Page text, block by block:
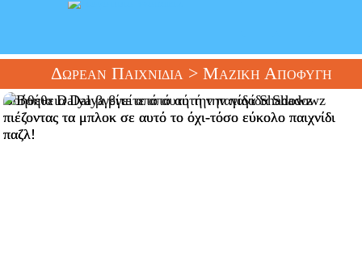
Δωρεάν Παιχνίδια> Μαζική Αποφυγή
Βοήθεια Dalya βγείτε από αυτή την παγίδα Shadowz
πιέζοντας τα μπλοκ σε αυτό το όχι-τόσο εύκολο παιχνίδι
παζλ!